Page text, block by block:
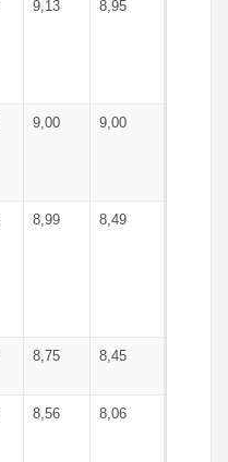
9,13 8,95
9,00 9,00
8,99 8,49
8,75 8,45
8,56 8,06